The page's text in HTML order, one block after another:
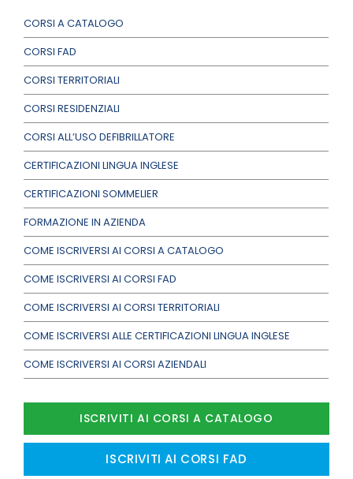
CORSI A CATALOGO
CORSI FAD
CORSI TERRITORIALI
CORSI RESIDENZIALI
CORSI ALL’USO DEFIBRILLATORE
CERTIFICAZIONI LINGUA INGLESE
CERTIFICAZIONI SOMMELIER
FORMAZIONE IN AZIENDA
COME ISCRIVERSI AI CORSI A CATALOGO
COME ISCRIVERSI AI CORSI FAD
COME ISCRIVERSI AI CORSI TERRITORIALI
COME ISCRIVERSI ALLE CERTIFICAZIONI LINGUA INGLESE
COME ISCRIVERSI AI CORSI AZIENDALI
ISCRIVITI AI CORSI A CATALOGO
ISCRIVITI AI CORSI FAD